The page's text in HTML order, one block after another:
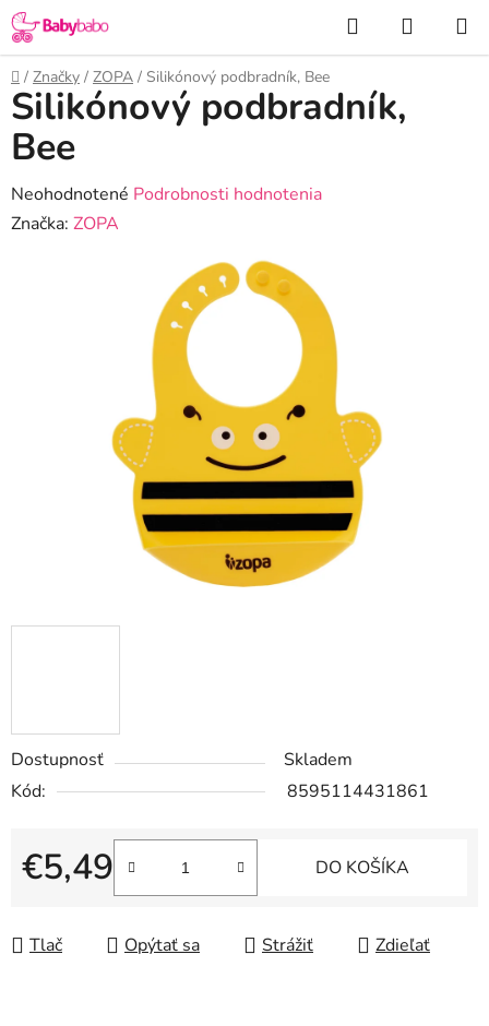
Prejsť
na
obsah
Hľadať
KOŠÍK
Domov
/ Značky / ZOPA / Silikónový podbradník, Bee
Dostupnosť
Skladem
Kód:
8595114431861
€5,49
Jednotková cena:
DO KOŠÍKA
Tlač Opýtať sa Strážiť Zdieľať
Silikónový podbradník,
Bee
Priemerné
hodnotenie
Neohodnotené Podrobnosti hodnotenia
Značka: ZOPA